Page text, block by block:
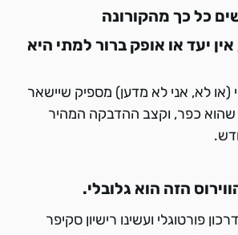
כל כך מהקורונה
יעד או אופק ברור למתי היא
(או לא, אני לא מדען) מספיק שיישאר
שהוא כפר, וקצב ההדבקה המהיר
הזה הוא גלובלי.
פורטוגלי ועשינו רישיון סקיפר